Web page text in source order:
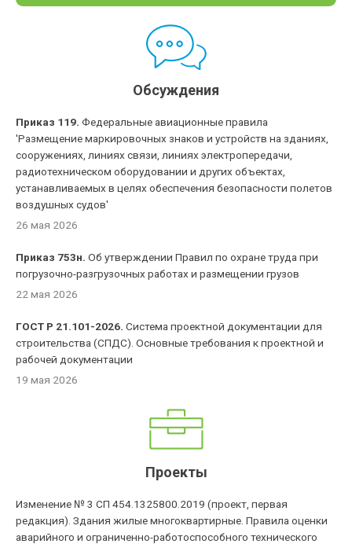
Обсуждения
Приказ 119. Федеральные авиационные правила
'Размещение маркировочных знаков и устройств на зданиях,
сооружениях, линиях связи, линиях электропередачи,
радиотехническом оборудовании и других объектах,
устанавливаемых в целях обеспечения безопасности полетов
воздушных судов'
26 мая 2026
Приказ 753н. Об утверждении Правил по охране труда при
погрузочно-разгрузочных работах и размещении грузов
22 мая 2026
ГОСТ Р 21.101-2026. Система проектной документации для
строительства (СПДС). Основные требования к проектной и
рабочей документации
19 мая 2026
Проекты
Изменение № 3 СП 454.1325800.2019 (проект, первая
редакция). Здания жилые многоквартирные. Правила оценки
аварийного и ограниченно-работоспособного технического